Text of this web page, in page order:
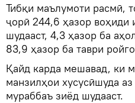
Тибқи маълумоти расмӣ,
ҷорӣ 244,6 ҳазор воҳиди
шудааст, 4,3 ҳазор ба
83,9 ҳазор ба таври
Қайд карда мешавад, ки
манзилҳои хусусӣшуда
мураббаъ зиёд шудааст.